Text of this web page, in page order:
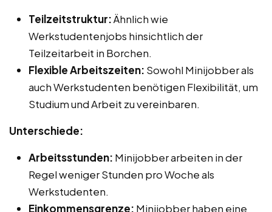
Teilzeitstruktur:Ähnlich wie
Werkstudentenjobs hinsichtlich der
Teilzeitarbeit in Borchen.
Flexible Arbeitszeiten: Sowohl Minijobber als
auch Werkstudenten benötigen Flexibilität, um
Studium und Arbeit zu vereinbaren.
Unterschiede:
Arbeitsstunden: Minijobber arbeiten in der
Regel weniger Stunden pro Woche als
Werkstudenten.
Einkommensgrenze: Minijobber haben eine